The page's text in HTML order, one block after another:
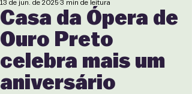
Casa da Ópera de
Ouro Preto
celebra mais um
aniversário
13 de jun. de 2025 3 min de leitura